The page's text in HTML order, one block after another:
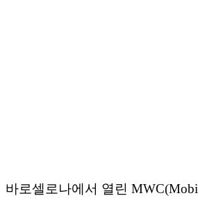
바로셀로나에서 열린